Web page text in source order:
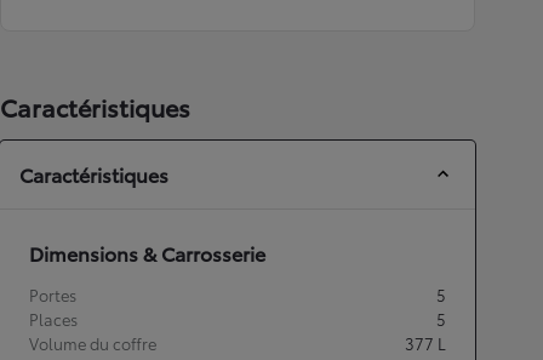
Caractéristiques
Caractéristiques
Dimensions & Carrosserie
Portes
5
Places
5
Volume du coffre
377 L